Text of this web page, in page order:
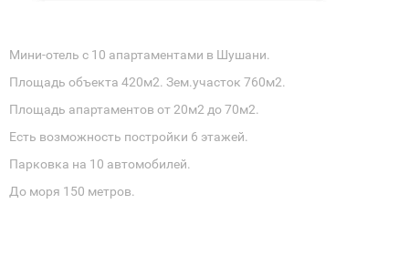
Мини-отель с 10 апартаментами в Шушани.
Площадь объекта 420м2. Зем.участок 760м2.
Площадь апартаментов от 20м2 до 70м2.
Есть возможность постройки 6 этажей.
Парковка на 10 автомобилей.
До моря 150 метров.